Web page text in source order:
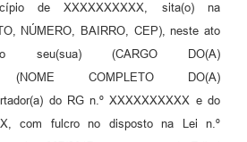
de XXXXXXXXXX, sita(o) na
NÚMERO, BAIRRO, CEP), neste ato
seu(sua) (CARGO DO(A)
(NOME COMPLETO DO(A)
do RG n.º XXXXXXXXXX e do
com fulcro no disposto na Lei n.º